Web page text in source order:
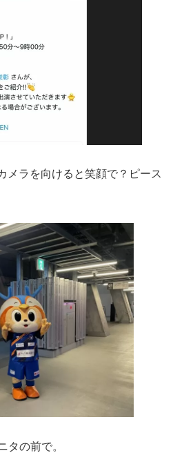
メラを向けると笑顔で？ピース
タの前で。